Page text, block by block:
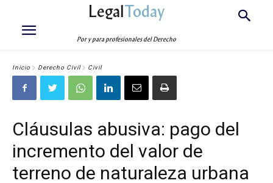
LegalToday
Por y para profesionales del Derecho
Inicio Derecho Civil Civil
Cláusulas abusiva: pago del
incremento del valor de
terreno de naturaleza urbana